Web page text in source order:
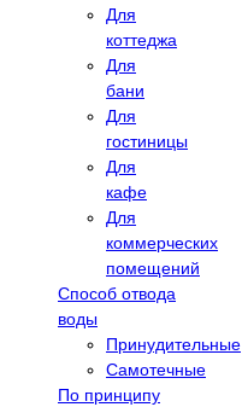
Для
коттеджа
Для
бани
Для
гостиницы
Для
кафе
Для
коммерческих
помещений
Способ отвода
воды
Принудительные
Самотечные
По принципу